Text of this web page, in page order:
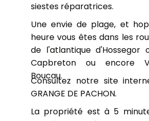
siestes réparatrices.
Une envie de plage, et
heure vous êtes dans les
de l'atlantique d'Hossegor
Capbreton ou encore
Boucau.
Consultez notre site
GRANGE DE PACHON.
La propriété est à 5